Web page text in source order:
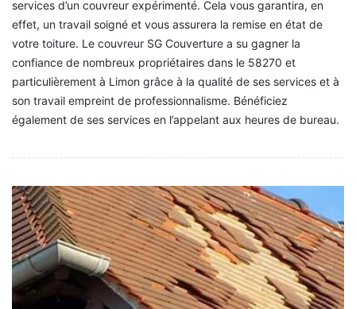
services d’un couvreur expérimenté. Cela vous garantira, en
effet, un travail soigné et vous assurera la remise en état de
votre toiture. Le couvreur SG Couverture a su gagner la
confiance de nombreux propriétaires dans le 58270 et
particulièrement à Limon grâce à la qualité de ses services et à
son travail empreint de professionnalisme. Bénéficiez
également de ses services en l’appelant aux heures de bureau.